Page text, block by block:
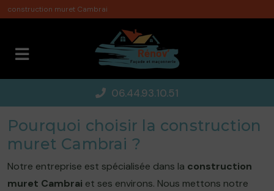
construction muret Cambrai
06.44.93.10.51
Pourquoi choisir la construction
muret Cambrai ?
Notre entreprise est spécialisée dans la construction
muret Cambrai et ses environs. Nous mettons notre
Panneau de gestion des cookies